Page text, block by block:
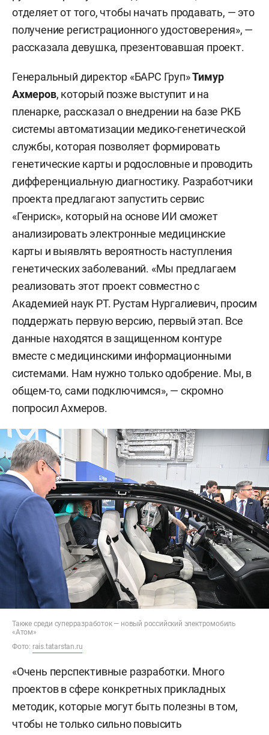
отделяет от того, чтобы начать продавать, — это
получение регистрационного удостоверения», —
рассказала девушка, презентовавшая проект.
Генеральный директор «БАРС Груп»Тимур
Ахмеров, который позже выступит и на
пленарке, рассказал о внедрении на базе РКБ
системы автоматизации медико-генетической
службы, которая позволяет формировать
генетические карты и родословные и проводить
дифференциальную диагностику. Разработчики
проекта предлагают запустить сервис
«Генриск», который на основе ИИ сможет
анализировать электронные медицинские
карты и выявлять вероятность наступления
генетических заболеваний. «Мы предлагаем
реализовать этот проект совместно с
Академией наук РТ. Рустам Нургалиевич, просим
поддержать первую версию, первый этап. Все
данные находятся в защищенном контуре
вместе с медицинскими информационными
системами. Нам нужно только одобрение. Мы, в
общем-то, сами подключимся», — скромно
попросил Ахмеров.
Также среди суперразработок — новый российский электромобиль
«Атом»
Фото: rais.tatarstan.ru
«Очень перспективные разработки. Много
проектов в сфере конкретных прикладных
методик, которые могут быть полезны в том,
чтобы не только сильно повысить